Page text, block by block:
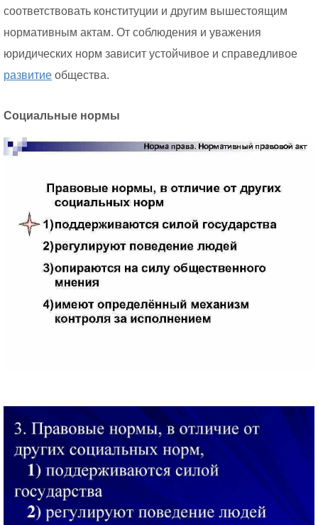
соответствовать конституции и другим вышестоящим
нормативным актам. От соблюдения и уважения
юридических норм зависит устойчивое и справедливое
развитие общества.
Социальные нормы